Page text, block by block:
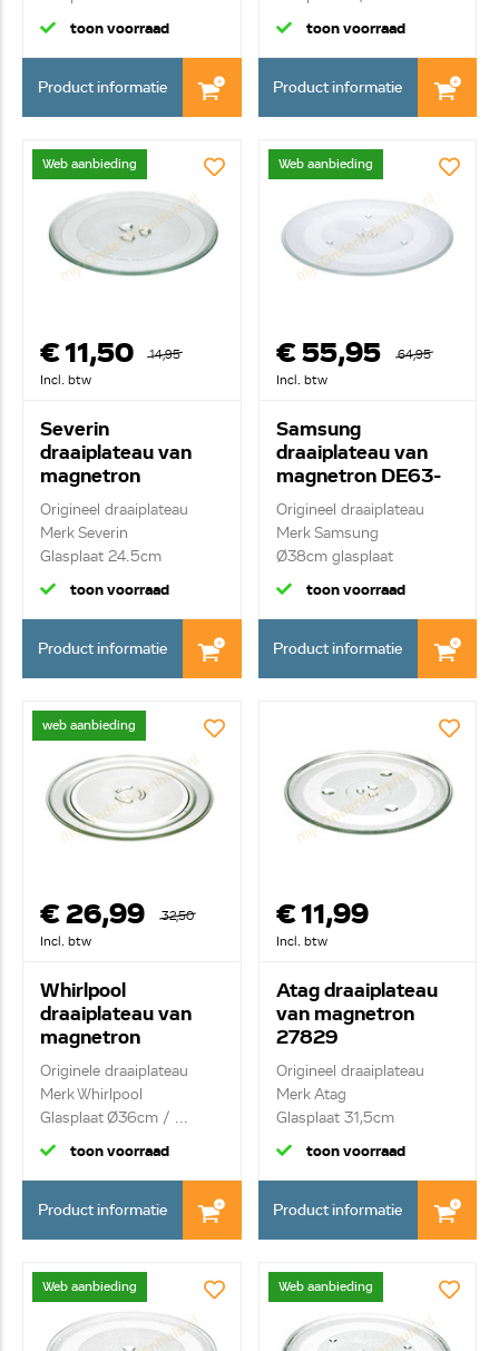
toon voorraad
Product informatie
toon voorraad
Product informatie
Web aanbieding
€ 11,50
14,95
Incl. btw
Severin
draaiplateau van
magnetron
8471.048
Origineel draaiplateau
Merk Severin
Glasplaat 24.5cm
toon voorraad
Product informatie
Web aanbieding
€ 55,95
64,95
Incl. btw
Samsung
draaiplateau van
magnetron DE63-
00806A
Origineel draaiplateau
Merk Samsung
Ø38cm glasplaat
toon voorraad
Product informatie
web aanbieding
€ 26,99
32,50
Incl. btw
Whirlpool
draaiplateau van
magnetron
488000863691
C00863691
Originele draaiplateau
Merk Whirlpool
Glasplaat Ø36cm / ...
toon voorraad
Product informatie
€ 11,99
Incl. btw
Atag draaiplateau
van magnetron
27829
Origineel draaiplateau
Merk Atag
Glasplaat 31,5cm
toon voorraad
Product informatie
Web aanbieding Web aanbieding